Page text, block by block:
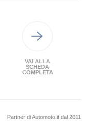
VAI ALLA
SCHEDA
COMPLETA
Partner di Automoto.it dal 2011